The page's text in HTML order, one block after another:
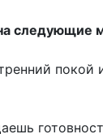
следующие
покой